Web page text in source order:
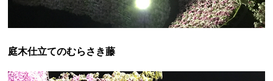
庭木仕立てのむらさき藤